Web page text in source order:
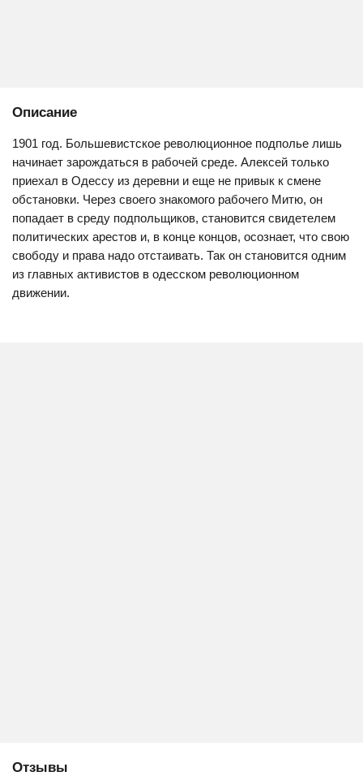
Описание
1901 год. Большевистское революционное подполье лишь
начинает зарождаться в рабочей среде. Алексей только
приехал в Одессу из деревни и еще не привык к смене
обстановки. Через своего знакомого рабочего Митю, он
попадает в среду подпольщиков, становится свидетелем
политических арестов и, в конце концов, осознает, что свою
свободу и права надо отстаивать. Так он становится одним
из главных активистов в одесском революционном
движении.
Отзывы